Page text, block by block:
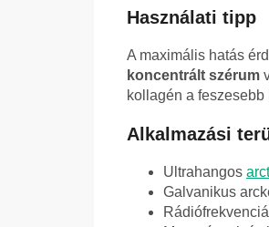
Használati tipp
A maximális hatás
koncentrált szérum
kollagén a
Alkalmazási
Ultrahangos
Galvanikus